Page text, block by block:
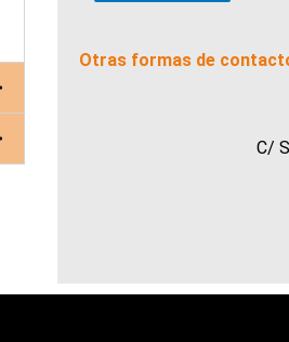
Otras formas de
C/